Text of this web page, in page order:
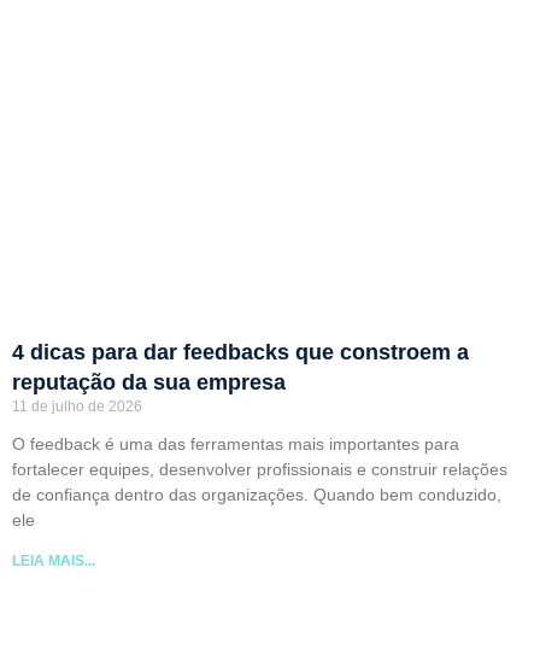
4 dicas para dar feedbacks que constroem a
reputação da sua empresa
11 de julho de 2026
O feedback é uma das ferramentas mais importantes para
fortalecer equipes, desenvolver profissionais e construir relações
de confiança dentro das organizações. Quando bem conduzido,
ele
LEIA MAIS...